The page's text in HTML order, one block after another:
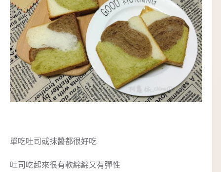
單吃吐司或抹醬都很好吃
吐司吃起來很有軟綿綿又有彈性